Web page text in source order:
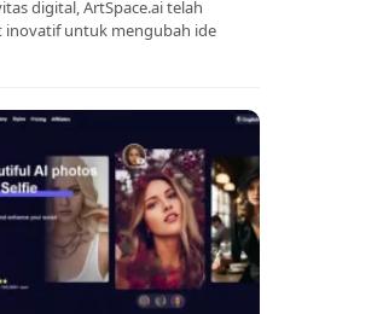
digital, ArtSpace.ai telah
inovatif untuk mengubah ide